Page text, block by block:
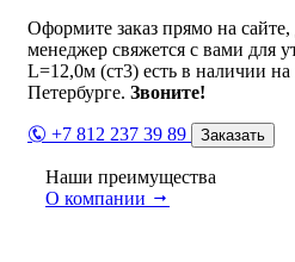
Оформите заказ прямо на
менеджер свяжется с вами для
L=12,0м (ст3) есть в наличии
Петербурге. Звоните!
+7 812 237 39 89 Заказать
Наши преимущества
О компании